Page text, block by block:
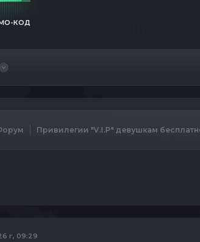
КОД
Привилегии "V.I.P" девушкам
г, 09:29